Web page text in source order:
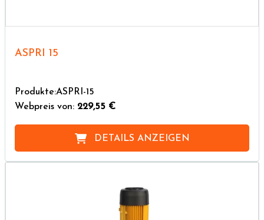
ASPRI 15
Produkte:ASPRI-15
Webpreis von: 229,55 €
DETAILS ANZEIGEN